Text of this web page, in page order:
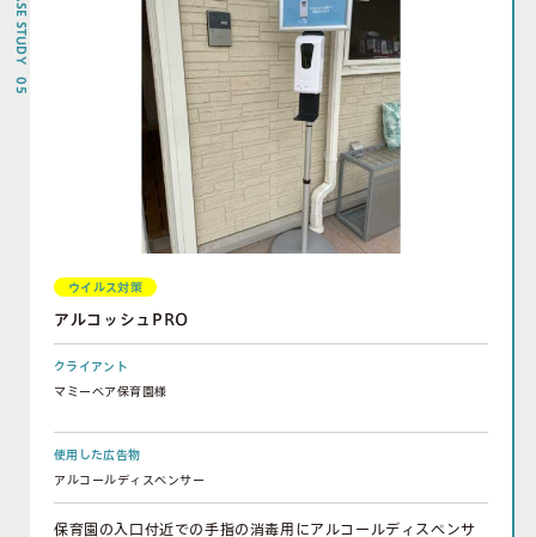
CASE STUDY 05
ウイルス対策
アルコッシュPRO
クライアント
マミーベア保育園様
使用した広告物
アルコールディスペンサー
保育園の入口付近での手指の消毒用にアルコールディスペンサ